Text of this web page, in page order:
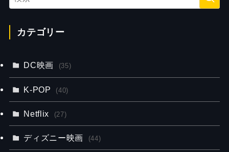
カテゴリー
DC映画 (35)
K-POP (40)
Netflix (27)
ディズニー映画 (44)